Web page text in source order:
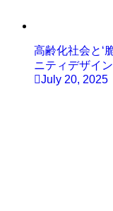
高齢化社会と‘
ニティデザイン
July 20, 2025